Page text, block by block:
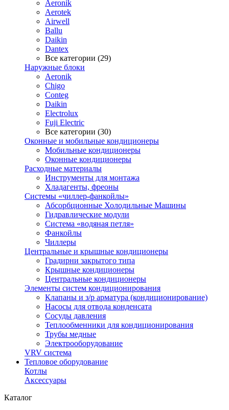
Aeronik
Aerotek
Airwell
Ballu
Daikin
Dantex
Все категории (29)
Наружные блоки
Aeronik
Chigo
Conteg
Daikin
Electrolux
Fuji Electric
Все категории (30)
Оконные и мобильные кондиционеры
Мобильные кондиционеры
Оконные кондиционеры
Расходные материалы
Инструменты для монтажа
Хладагенты, фреоны
Системы «чиллер-фанкойлы»
Абсорбционные Холодильные Машины
Гидравлические модули
Система «водяная петля»
Фанкойлы
Чиллеры
Центральные и крышные кондиционеры
Градирни закрытого типа
Крышные кондиционеры
Центральные кондиционеры
Элементы систем кондиционирования
Клапаны и з/р арматура (кондиционирование)
Насосы для отвода конденсата
Сосуды давления
Теплообменники для кондиционирования
Трубы медные
Электрооборудование
VRV система
Тепловое оборудование
Котлы
Аксессуары
Каталог